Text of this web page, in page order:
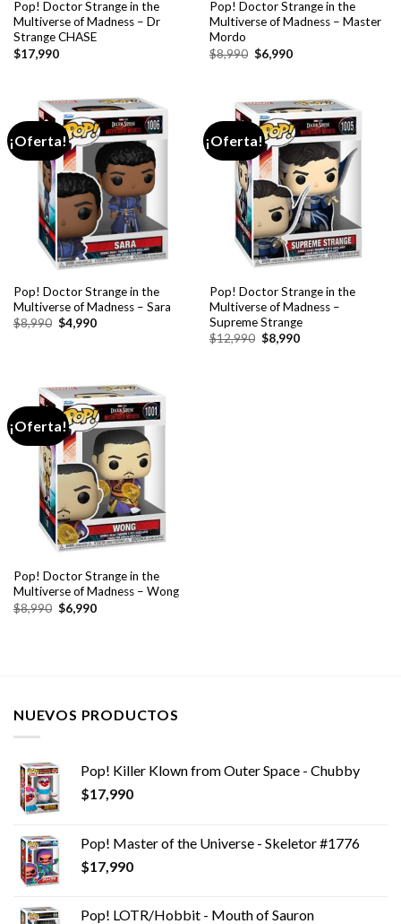
Pop! Doctor Strange in the
Multiverse of Madness – Dr
Strange CHASE
$17,990
Pop! Doctor Strange in the
Multiverse of Madness – Master
Mordo
$8,990 El
precio
$8,990.
$6,990El
$6,990.
¡Oferta!
Pop! Doctor Strange in the
Multiverse of Madness – Sara
$8,990 El
precio
$4,990El
¡Oferta!
Pop! Doctor Strange in the
Multiverse of Madness –
Supreme Strange
$12,990 El
precio
$8,990El
¡Oferta!
Pop! Doctor Strange in the
Multiverse of Madness – Wong
$8,990 El
precio
$6,990El
NUEVOS PRODUCTOS
Pop! Killer Klown from Outer Space - Chubby
$17,990
Pop! Master of the Universe - Skeletor #1776
$17,990
Pop! LOTR/Hobbit - Mouth of Sauron